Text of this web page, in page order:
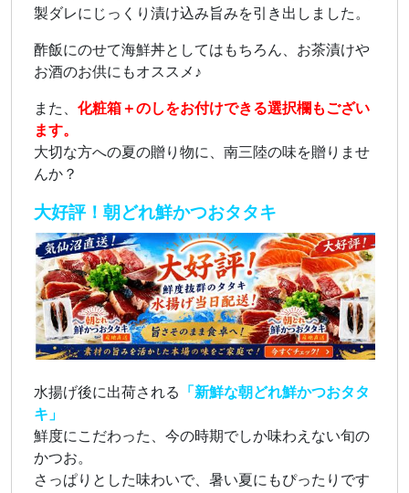
製ダレにじっくり漬け込み旨みを引き出しました。
酢飯にのせて海鮮丼としてはもちろん、お茶漬けや
お酒のお供にもオススメ♪
また、 化粧箱＋のしをお付けできる選択欄もござい
ます。
大切な方への夏の贈り物に、南三陸の味を贈りませ
んか？
大好評！朝どれ鮮かつおタタキ
水揚げ後に出荷される
「新鮮な朝どれ鮮かつおタタ
キ」
鮮度にこだわった、今の時期でしか味わえない旬の
かつお。
さっぱりとした味わいで、暑い夏にもぴったりです